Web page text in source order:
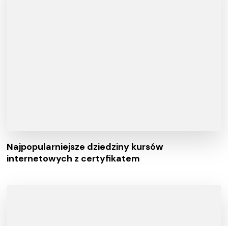
Najpopularniejsze dziedziny kursów
internetowych z certyfikatem